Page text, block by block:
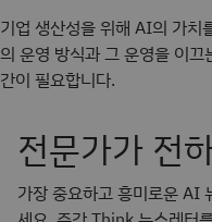
기업 생산성을 위해 AI의 가치
의 운영 방식과 그 운영을 이
간이 필요합니다.
전문가가 전
가장 중요하고 흥미로운 AI